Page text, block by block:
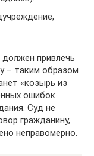
привлечь
– таким образом
«козырь из
ошибок
Суд не
гражданину,
неправомерно.